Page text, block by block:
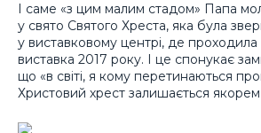
І саме «з цим малим стадом» Папа
у свято Святого Хреста, яка була
у виставковому центрі, де проходила
виставка 2017 року. І це спонукає
що «в світі, я кому перетинаються
Христовий хрест залишається якорем